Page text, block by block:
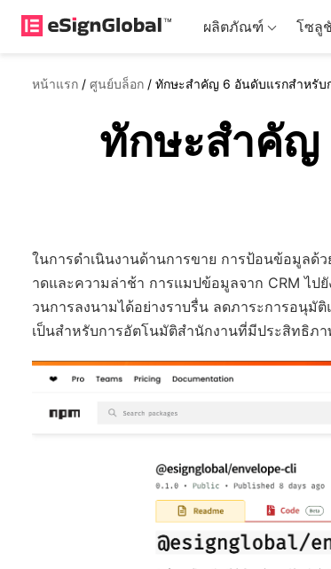
ผลิตภัณฑ์ โซลู
หน้าแรก / ศูนย์บล็อก / ทักษะสำคัญ 6 อันดับแรกสำหรับ
ทักษะสำคัญ
ในการดำเนินงานด้านการขาย การป้อนข้อมูลด้
าดและความล่าช้า การแมปข้อมูลจาก CRM ไป
วนการลงนามได้อย่างราบรื่น ลดภาระการอนุมั
เป็นสำหรับการอัตโนมัติสำนักงานที่มีประสิทธิภา